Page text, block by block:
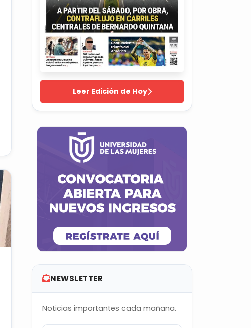
Leer Edición de Hoy
NEWSLETTER
Noticias importantes cada mañana.